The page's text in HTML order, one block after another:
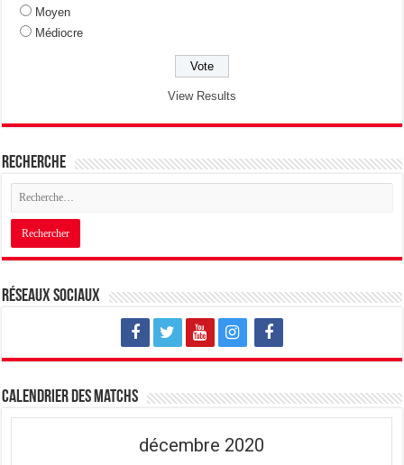
Moyen
Médiocre
View Results
Recherche
Réseaux sociaux
Calendrier des matchs
décembre 2020